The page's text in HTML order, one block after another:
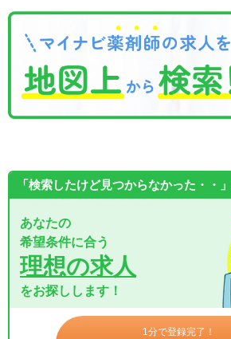
「検索したけど見つからなかった・・」
あなたの
希望条件に合う
理想の求人
をお探しします！
1分で登録完了！